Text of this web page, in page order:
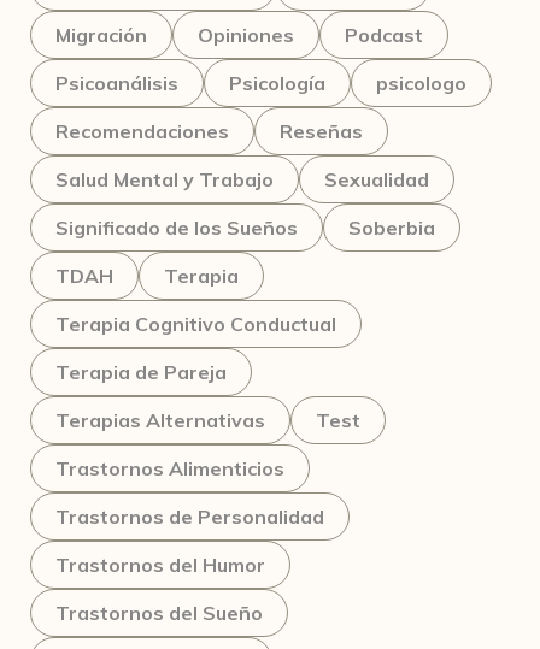
Migración
Opiniones
Podcast
Psicoanálisis
Psicología
psicologo
Recomendaciones
Reseñas
Salud Mental y Trabajo
Sexualidad
Significado de los Sueños
Soberbia
TDAH
Terapia
Terapia Cognitivo Conductual
Terapia de Pareja
Terapias Alternativas
Test
Trastornos Alimenticios
Trastornos de Personalidad
Trastornos del Humor
Trastornos del Sueño